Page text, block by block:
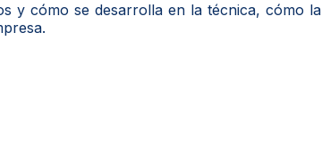
y cómo se desarrolla en la técnica, cómo la